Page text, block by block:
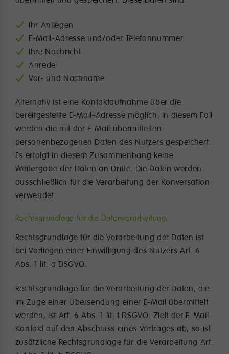
Ihr Anliegen
E-Mail-Adresse und/oder Telefonnummer
Ihre Nachricht
Anrede
Vor- und Nachname
Alternativ ist eine Kontaktaufnahme über die
bereitgestellte E-Mail-Adresse möglich. In diesem Fall
werden die mit der E-Mail übermittelten
personenbezogenen Daten des Nutzers gespeichert.
Es erfolgt in diesem Zusammenhang keine
Weitergabe der Daten an Dritte. Die Daten werden
ausschließlich für die Verarbeitung der Konversation
verwendet.
Rechtsgrundlage für die Datenverarbeitung
Rechtsgrundlage für die Verarbeitung der Daten ist
bei Vorliegen einer Einwilligung des Nutzers Art. 6
Abs. 1 lit. a DSGVO.
Rechtsgrundlage für die Verarbeitung der Daten, die
im Zuge einer Übersendung einer E-Mail übermittelt
werden, ist Art. 6 Abs. 1 lit. f DSGVO. Zielt der E-Mail-
Kontakt auf den Abschluss eines Vertrages ab, so ist
zusätzliche Rechtsgrundlage für die Verarbeitung Art.